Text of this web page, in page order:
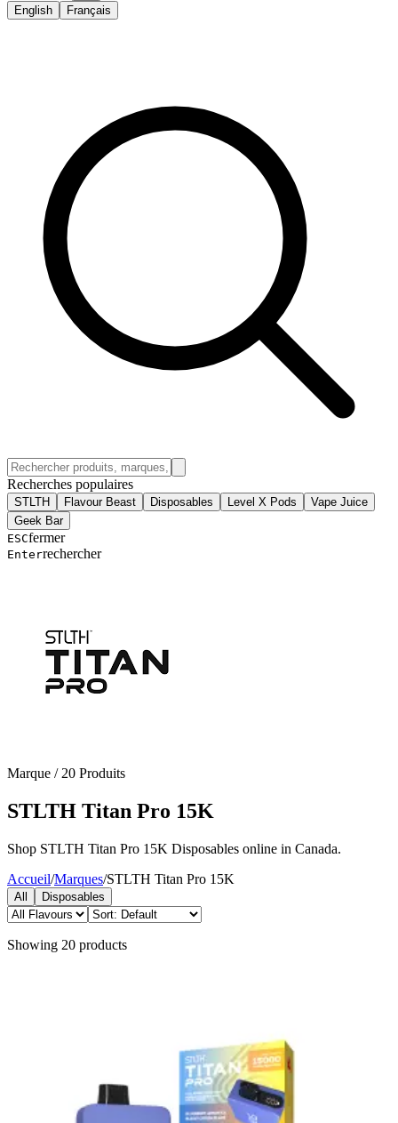
English
Français
Recherches populaires
STLTH Flavour Beast Disposables Level X Pods
Vape Juice
Geek Bar
ESCfermer
Enterrechercher
Marque / 20 Produits
STLTH Titan Pro 15K
Shop STLTH Titan Pro 15K Disposables online in Canada.
Accueil/Marques/STLTH Titan Pro 15K
All Disposables
Showing 20 products